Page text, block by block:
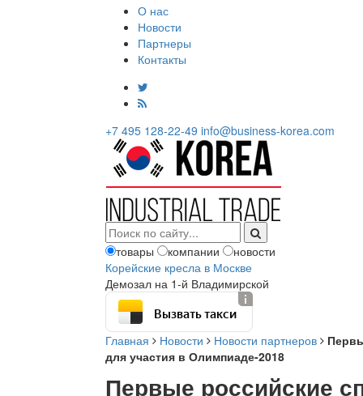
О нас
Новости
Партнеры
Контакты
+7 495 128-22-49 info@business-korea.com
товары компании
новости
Корейские кресла в Москве
Демозал на 1-й Владимирской
Вызвать такси
Главная Новости Новости партнеров
для участия в Олимпиаде-2018
Первые российские